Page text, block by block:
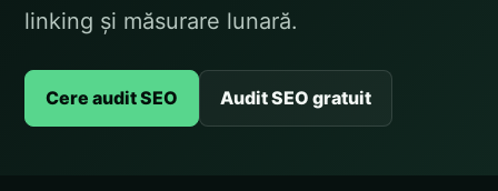
linking și măsurare lunară.
Cere audit SEO Audit SEO gratuit